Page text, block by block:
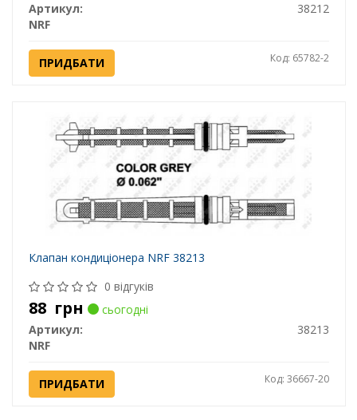
Артикул:
38212
NRF
ПРИДБАТИ Код: 65782-2
Клапан кондиціонера NRF 38213
0 відгуків
88 грн
сьогодні
Артикул:
38213
NRF
ПРИДБАТИ Код: 36667-20